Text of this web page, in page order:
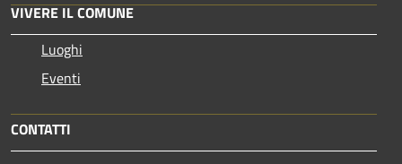
VIVERE IL COMUNE
Luoghi
Eventi
CONTATTI